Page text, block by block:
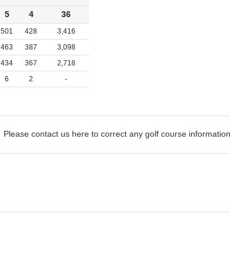
5 4 36
501 428
3,416
463 387
3,098
434 367
2,718
6 2 -
Please contact us here to correct any golf course